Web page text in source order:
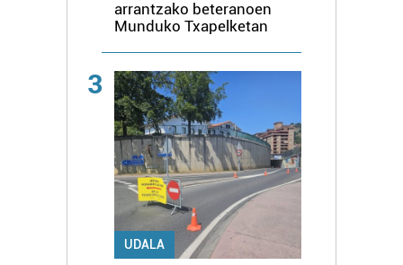
arrantzako beteranoen
Munduko Txapelketan
3
UDALA